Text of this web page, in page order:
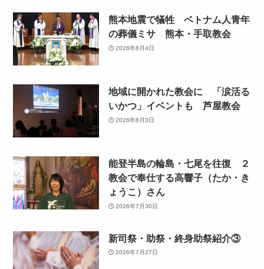
熊本地震で犠牲 ベトナム人青年
の葬儀ミサ 熊本・手取教会
2026年8月4日
地域に開かれた教会に 「涙活る
いかつ」イベントも 芦屋教会
2026年8月3日
能登半島の輪島・七尾を往復 ２
教会で奉仕する高響子（たか・き
ょうこ）さん
2026年7月30日
新司祭・助祭・終身助祭紹介③
2026年7月27日